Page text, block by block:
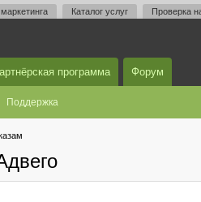
Каталог услуг Проверка
программа Форум
Поддержка